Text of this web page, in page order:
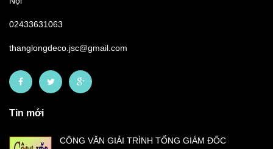
02433631063
thanglongdeco.jsc@gmail.com
Tin mới
CÔNG VĂN GIẢI TRÌNH TỔNG GIÁM ĐỐC